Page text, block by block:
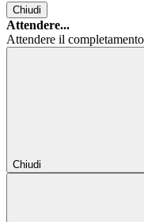
Chiudi
Attendere...
Attendere il
Chiudi